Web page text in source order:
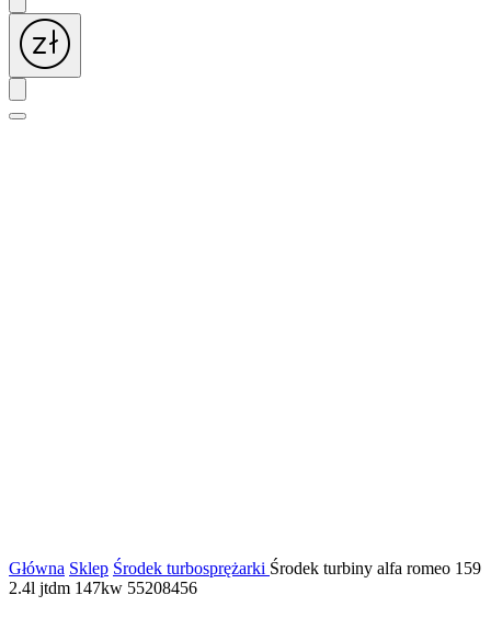
Główna Sklep Środek turbosprężarki Środek turbiny alfa romeo 159
2.4l jtdm 147kw 55208456